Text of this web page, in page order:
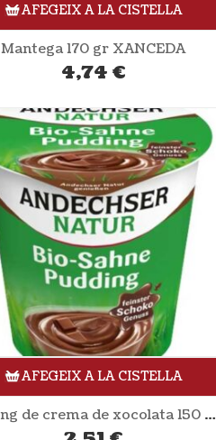
AFEGEIX A LA CISTELLA
Mantega 170 gr XANCEDA
4,74 €
AFEGEIX A LA CISTELLA
Púding de crema de xocolata 150 gr ANDECHSER NATUR